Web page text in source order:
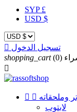
SYP £
USD $
 تسجيل الدخول
shopping_cart
(0)

  وملحقاته
لابتوب